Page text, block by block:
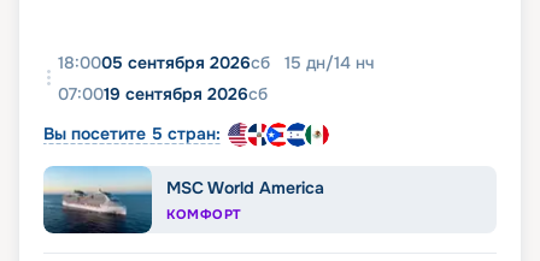
18:0005 сентября 2026сб 15 дн/14 нч
07:0019 сентября 2026сб
Вы посетите 5 стран:
MSC World America
КОМФОРТ